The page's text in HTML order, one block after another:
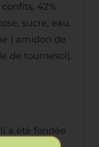
42%
sucre, eau,
( amidon de
de tournesol).
a été fondée